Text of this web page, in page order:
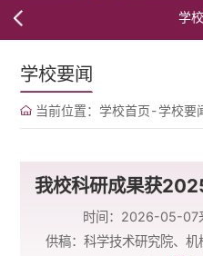
学
学校要闻
当前位置： 学校首页-学校要
我校科研成果获
时间：2026-05-07
供稿：科学技术研究院、